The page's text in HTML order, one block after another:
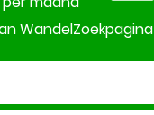
WandelZoekpagina